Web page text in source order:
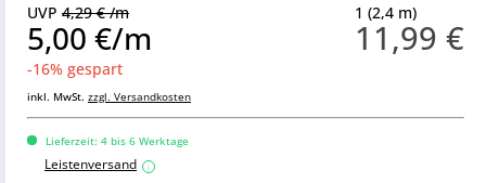
1 (2,4 m)
11,99 €
UVP 4,29 € /m
5,00 €/m
-16% gespart
inkl. MwSt. zzgl. Versandkosten
Lieferzeit: 4 bis 6 Werktage
Leistenversand i